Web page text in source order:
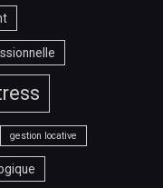
gestion locative